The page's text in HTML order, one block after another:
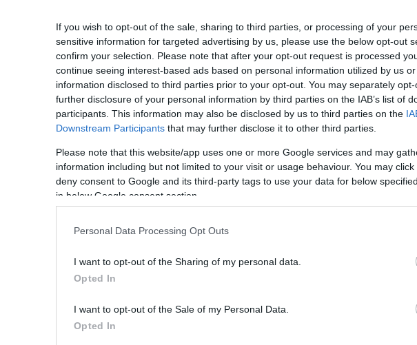
If you wish to opt-out of the sale, sharing to third parties, or processing of your
sensitive information for targeted advertising by us, please use the below opt-out
confirm your selection. Please note that after your opt-out request is processed
continue seeing interest-based ads based on personal information utilized by us
information disclosed to third parties prior to your opt-out. You may separately
further disclosure of your personal information by third parties on the IAB’s list of
participants. This information may also be disclosed by us to third parties on the
Downstream Participants that may further disclose it to other third parties.
Please note that this website/app uses one or more Google services and may
information including but not limited to your visit or usage behaviour. You may
deny consent to Google and its third-party tags to use your data for below
in below Google consent section.
Personal Data Processing Opt Outs
I want to opt-out of the Sharing of my personal data.
Opted In
I want to opt-out of the Sale of my Personal Data.
Opted In
központjában Átadták az Alcoa-
2016.06.14